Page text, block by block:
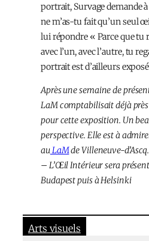
portrait, Survage demande
ne m’as-tu fait qu’un seul
lui répondre « Parce que tu
avec l’un, avec l’autre, tu
portrait est d’ailleurs
Après une semaine de
LaM comptabilisait déjà
pour cette exposition. Un
perspective. Elle est à
auLaMde Villeneuve-
– L’Œil Intérieur sera
Budapest puis à Helsinki
Arts visuels